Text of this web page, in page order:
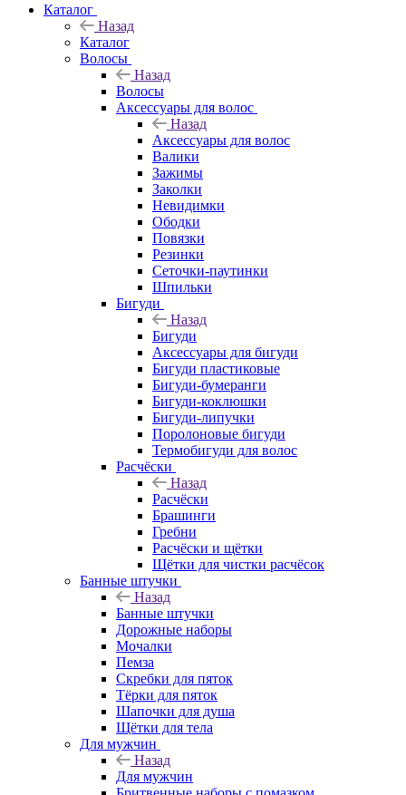
Каталог
Назад
Каталог
Волосы
Назад
Волосы
Аксессуары для волос
Назад
Аксессуары для волос
Валики
Зажимы
Заколки
Невидимки
Ободки
Повязки
Резинки
Сеточки-паутинки
Шпильки
Бигуди
Назад
Бигуди
Аксессуары для бигуди
Бигуди пластиковые
Бигуди-бумеранги
Бигуди-коклюшки
Бигуди-липучки
Поролоновые бигуди
Термобигуди для волос
Расчёски
Назад
Расчёски
Брашинги
Гребни
Расчёски и щётки
Щётки для чистки расчёсок
Банные штучки
Назад
Банные штучки
Дорожные наборы
Мочалки
Пемза
Скребки для пяток
Тёрки для пяток
Шапочки для душа
Щётки для тела
Для мужчин
Назад
Для мужчин